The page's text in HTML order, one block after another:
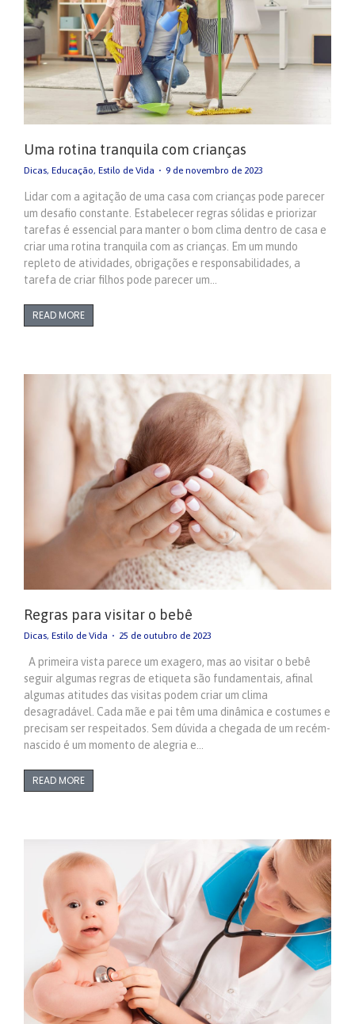
Uma rotina tranquila com crianças
Dicas, Educação, Estilo de Vida 9 de novembro de 2023
Lidar com a agitação de uma casa com crianças pode parecer
um desafio constante. Estabelecer regras sólidas e priorizar
tarefas é essencial para manter o bom clima dentro de casa e
criar uma rotina tranquila com as crianças. Em um mundo
repleto de atividades, obrigações e responsabilidades, a
tarefa de criar filhos pode parecer um…
READ MORE
Regras para visitar o bebê
Dicas, Estilo de Vida 25 de outubro de 2023
A primeira vista parece um exagero, mas ao visitar o bebê
seguir algumas regras de etiqueta são fundamentais, afinal
algumas atitudes das visitas podem criar um clima
desagradável. Cada mãe e pai têm uma dinâmica e costumes e
precisam ser respeitados. Sem dúvida a chegada de um recém-
nascido é um momento de alegria e…
READ MORE